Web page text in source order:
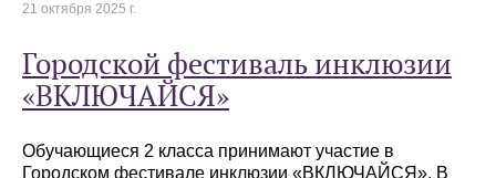
21 октября 2025 г.
Городской фестиваль инклюзии
«ВКЛЮЧАЙСЯ»
Обучающиеся 2 класса принимают участие в
Городском фестивале инклюзии «ВКЛЮЧАЙСЯ». В